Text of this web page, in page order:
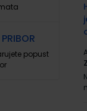
popust